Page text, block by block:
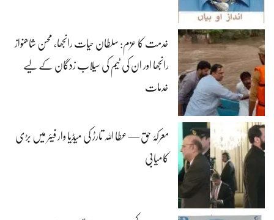
خدمت کا عزم: سلطان حیات رانجھا، محسن شاھنواز
رانجھا اور ان کی ٹیم کی سیلاب زدگان کے لیے
خدمات
معرکۂ حق — عطا اللہ تارڑ کی میڈیا وار فیئر میں بڑی
کامیابی